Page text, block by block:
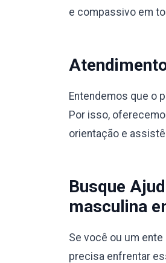
e compassivo em
Entendemos que o
Por isso,
orientação e
Busque
masculina
Se você ou um
precisa enfrentar